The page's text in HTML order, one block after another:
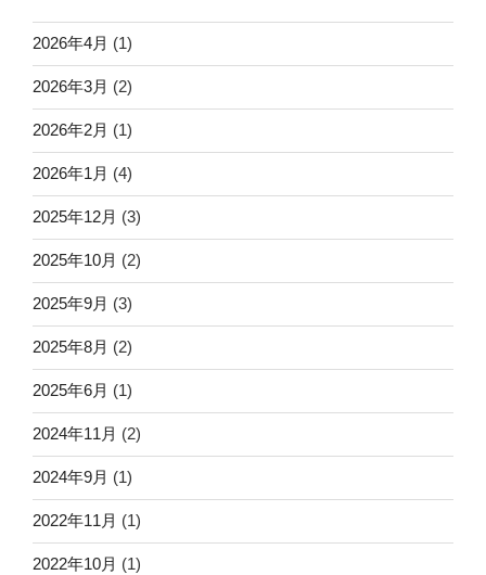
2026年4月 (1)
2026年3月 (2)
2026年2月 (1)
2026年1月 (4)
2025年12月 (3)
2025年10月 (2)
2025年9月 (3)
2025年8月 (2)
2025年6月 (1)
2024年11月 (2)
2024年9月 (1)
2022年11月 (1)
2022年10月 (1)